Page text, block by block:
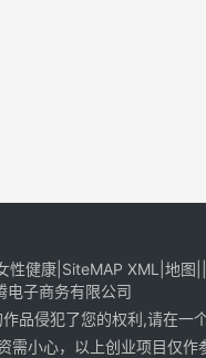
性健康| SiteMAP XML 地图
电子商务有限公司
品侵犯了您的权利,请在
需小心，以上创业项目仅作